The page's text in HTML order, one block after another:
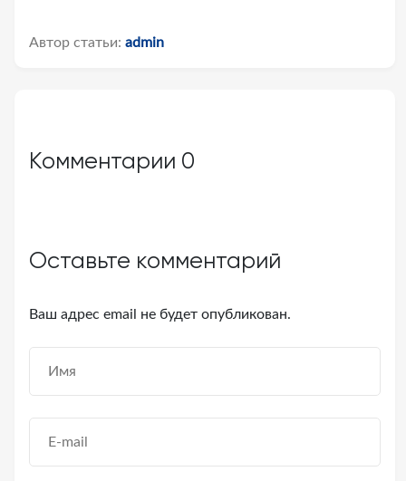
Автор статьи: admin
Комментарии 0
Оставьте комментарий
Ваш адрес email не будет опубликован.